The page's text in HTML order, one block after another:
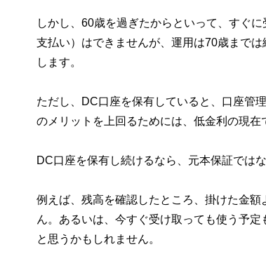
しかし、60歳を過ぎたからといって、すぐ
支払い）はできませんが、運用は70歳まで
します。
ただし、DC口座を保有していると、口座管
のメリットを上回るためには、低金利の現在
DC口座を保有し続けるなら、元本保証では
例えば、残高を確認したところ、掛けた金
ん。あるいは、今すぐ受け取っても使う予
と思うかもしれません。